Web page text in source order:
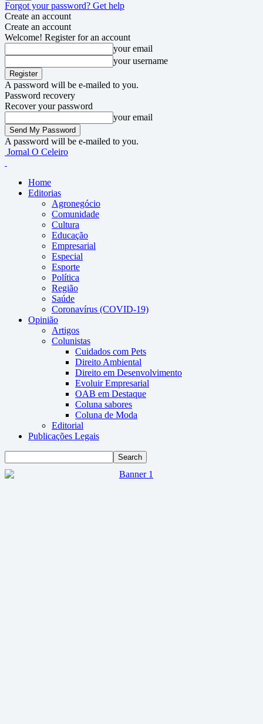
Forgot your password? Get help
Create an account
Create an account
Welcome! Register for an account
your email
your username
A password will be e-mailed to you.
Password recovery
Recover your password
your email
A password will be e-mailed to you.
Jornal O Celeiro
Home
Editorias
Agronegócio
Comunidade
Cultura
Educação
Empresarial
Especial
Esporte
Política
Região
Saúde
Coronavírus (COVID-19)
Opinião
Artigos
Colunistas
Cuidados com Pets
Direito Ambiental
Direito em Desenvolvimento
Evoluir Empresarial
OAB em Destaque
Coluna sabores
Coluna de Moda
Editorial
Publicações Legais